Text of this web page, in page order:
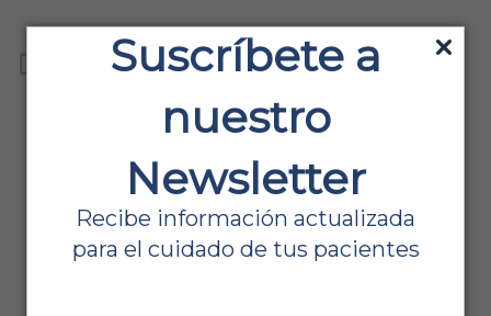
Suscríbete a
nuestro
Newsletter
Recibe información actualizada
para el cuidado de tus pacientes
contenido
Infraestructura
médica
Equipo médico: claves para
una compra inteligente